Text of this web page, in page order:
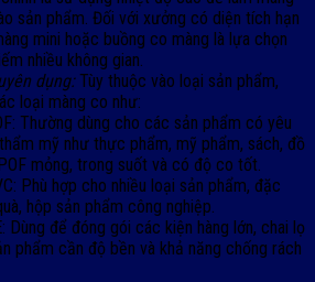
sản phẩm. Đối với xưởng có diện tích hạn
mini hoặc buồng co màng là lựa chọn
nhiều không gian.
dụng:Tùy thuộc vào loại sản phẩm,
loại màng co như:
Thường dùng cho các sản phẩm có yêu
mỹ như thực phẩm, mỹ phẩm, sách, đồ
mỏng, trong suốt và có độ co tốt.
Phù hợp cho nhiều loại sản phẩm, đặc
hộp sản phẩm công nghiệp.
Dùng để đóng gói các kiện hàng lớn, chai lọ
phẩm cần độ bền và khả năng chống rách